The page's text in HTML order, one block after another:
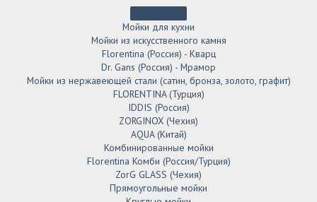
Мойки для кухни
Мойки из искусственного камня
Florentina (Россия) - Кварц
Dr. Gans (Россия) - Мрамор
Мойки из нержавеющей стали (сатин, бронза, золото, графит)
FLORENTINA (Турция)
IDDIS (Россия)
ZORGINOX (Чехия)
AQUA (Китай)
Комбинированные мойки
Florentina Комби (Россия/Турция)
ZorG GLASS (Чехия)
Прямоугольные мойки